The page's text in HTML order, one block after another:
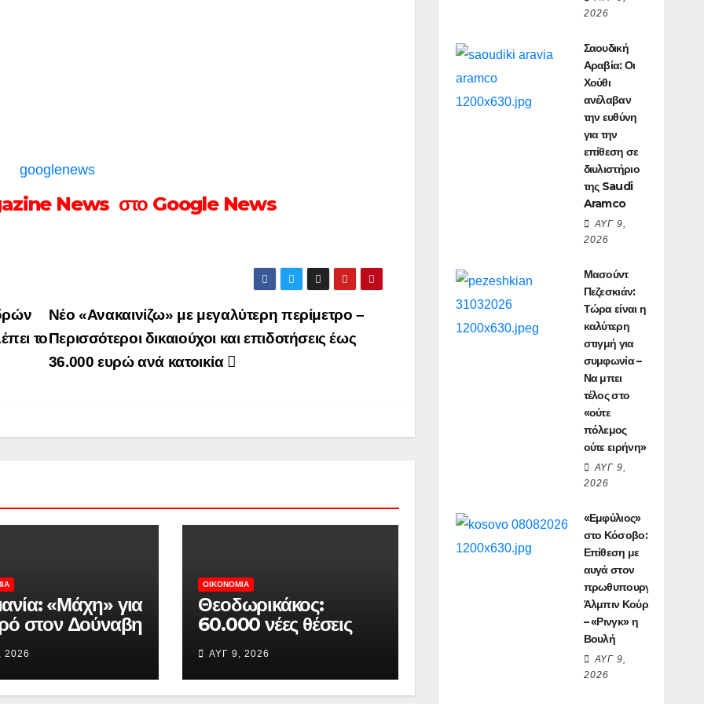
News στο Google News
Νέο «Ανακαινίζω» με μεγαλύτερη περίμετρο –
Περισσότεροι δικαιούχοι και επιδοτήσεις έως
36.000 ευρώ ανά κατοικία
το
«Μάχη» για
στον Δούναβη
πυρηνικό
για 9
2026
ΟΙΚΟΝΟΜΊΑ
Θεοδωρικάκος:
60.000 νέες θέσεις
βιομηχανία – Το
σχέδιο για την Ελλάδα
ΑΥΓ 9, 2026
2026
Σαουδική
Αραβία: Οι
Χούθι
ανέλαβαν
την ευθύνη
για την
επίθεση σε
διυλιστήριο
της Saudi
Aramco
ΑΥΓ 9,
2026
Μασούντ
Πεζεσκιάν:
Τώρα είναι η
καλύτερη
στιγμή για
συμφωνία –
Να μπει
τέλος στο
«ούτε
πόλεμος
ούτε ειρήνη»
ΑΥΓ 9,
2026
«Εμφύλιος»
στο Κόσοβο:
Επίθεση με
αυγά στον
πρωθυπουργό
Άλμπιν Κούρτι
– «Ρινγκ» η
Βουλή
ΑΥΓ 9,
2026